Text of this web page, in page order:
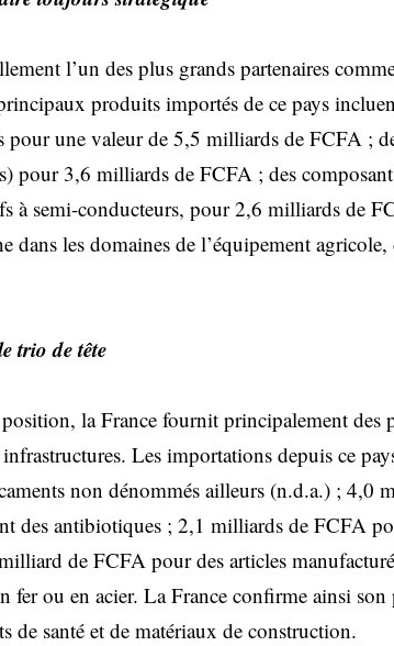
l’un des plus grands partenaires
produits importés de ce pays
pour une valeur de 5,5 milliards de FCFA ;
pour 3,6 milliards de FCFA ; des
à semi-conducteurs, pour 2,6 milliards de
dans les domaines de l’équipement
trio de tête
la France fournit principalement des
Les importations depuis ce
non dénommés ailleurs (n.d.a.) ; 4,0
des antibiotiques ; 2,1 milliards de FCFA
de FCFA pour des articles
fer ou en acier. La France confirme ainsi
de santé et de matériaux de construction.